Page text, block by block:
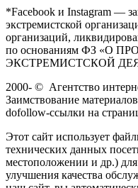
*Facebook и Instagram —
экстремистской
организаций,
по основаниям ФЗ «О
ЭКСТРЕМИСТСКОЙ
2000- © Агентство
Заимствование
dofollow-ссылки на
Этот сайт использует
технических данных
местоположении и др.)
улучшения качества